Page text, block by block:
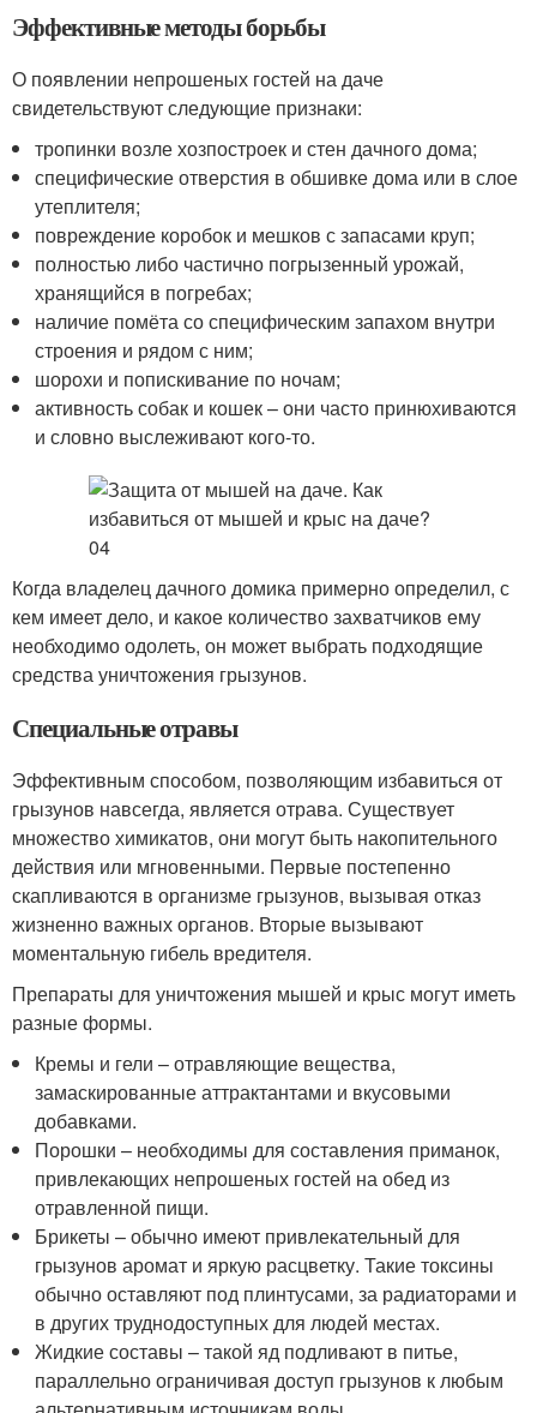
Эффективные методы борьбы
О появлении непрошеных гостей на даче
свидетельствуют следующие признаки:
тропинки возле хозпостроек и стен дачного дома;
специфические отверстия в обшивке дома или в слое
утеплителя;
повреждение коробок и мешков с запасами круп;
полностью либо частично погрызенный урожай,
хранящийся в погребах;
наличие помёта со специфическим запахом внутри
строения и рядом с ним;
шорохи и попискивание по ночам;
активность собак и кошек – они часто принюхиваются
и словно выслеживают кого-то.
Когда владелец дачного домика примерно определил, с
кем имеет дело, и какое количество захватчиков ему
необходимо одолеть, он может выбрать подходящие
средства уничтожения грызунов.
Специальные отравы
Эффективным способом, позволяющим избавиться от
грызунов навсегда, является отрава. Существует
множество химикатов, они могут быть накопительного
действия или мгновенными. Первые постепенно
скапливаются в организме грызунов, вызывая отказ
жизненно важных органов. Вторые вызывают
моментальную гибель вредителя.
Препараты для уничтожения мышей и крыс могут иметь
разные формы.
Кремы и гели – отравляющие вещества,
замаскированные аттрактантами и вкусовыми
добавками.
Порошки – необходимы для составления приманок,
привлекающих непрошеных гостей на обед из
отравленной пищи.
Брикеты – обычно имеют привлекательный для
грызунов аромат и яркую расцветку. Такие токсины
обычно оставляют под плинтусами, за радиаторами и
в других труднодоступных для людей местах.
Жидкие составы – такой яд подливают в питье,
параллельно ограничивая доступ грызунов к любым